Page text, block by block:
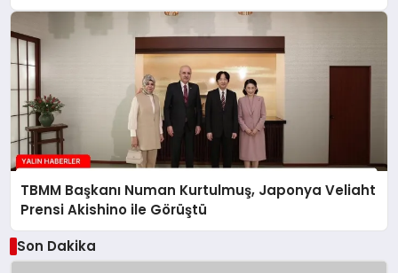
TBMM Başkanı Numan Kurtulmuş, Japonya Veliaht
Prensi Akishino ile Görüştü
Son Dakika